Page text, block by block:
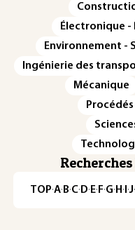
Électronique
Environnement -
Ingénierie des
Mécanique
TOP·A·B·C· D· E· F·G· H · ·J·